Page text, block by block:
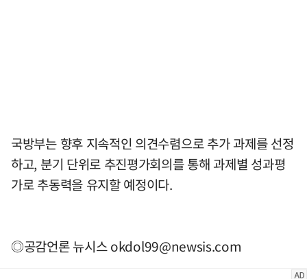
국방부는 향후 지속적인 의견수렴으로 추가 과제를 선정
하고, 분기 단위로 추진평가회의를 통해 과제별 성과평
가로 추동력을 유지할 예정이다.
◎공감언론 뉴시스okdol99@newsis.com